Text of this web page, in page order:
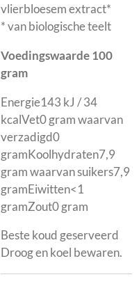
vlierbloesem extract*
* van biologische teelt
Voedingswaarde 100
gram
Energie143 kJ / 34
kcalVet0 gram waarvan
verzadigd0
gramKoolhydraten7,9
gram waarvan suikers7,9
gramEiwitten<1
gramZout0 gram
Beste koud geserveerd
Droog en koel bewaren.